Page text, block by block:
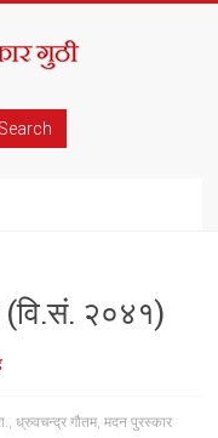
(वि.सं. २०४१)
,ध्रुवचन्द्र गौतम,मदन पुरस्कार